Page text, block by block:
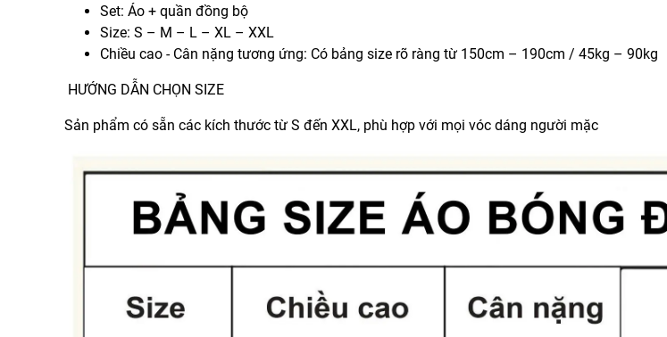
Set: Áo + quần đồng bộ
Size: S – M – L – XL – XXL
Chiều cao - Cân nặng tương ứng: Có bảng size rõ ràng từ 150cm – 190cm / 45kg – 90kg
HƯỚNG DẪN CHỌN SIZE
Sản phẩm có sẵn các kích thước từ S đến XXL, phù hợp với mọi vóc dáng người mặc